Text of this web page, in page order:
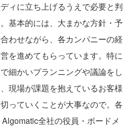
ィに立ち上げるうえで必要と判
基本的には、大まかな方針・予
わせながら、各カンパニーの経
を進めてもらっています。特に
細かいプランニングや議論をし
現場が課題を抱えているお客様
っていくことが大事なので。各
全社の役員・ボードメ